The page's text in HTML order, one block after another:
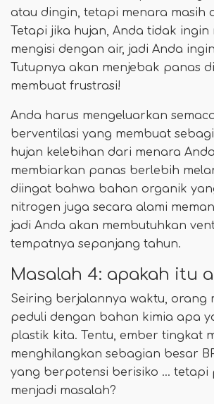
atau dingin, tetapi menara masih
Tetapi jika hujan, Anda tidak ingin
mengisi dengan air, jadi Anda
Tutupnya akan menjebak panas
membuat frustrasi!
Anda harus mengeluarkan
berventilasi yang membuat
hujan kelebihan dari menara
membiarkan panas berlebih
diingat bahwa bahan organik
nitrogen juga secara alami
jadi Anda akan membutuhkan
tempatnya sepanjang tahun.
Masalah 4: apakah itu
Seiring berjalannya waktu, orang
peduli dengan bahan kimia apa
plastik kita. Tentu, ember tingkat
menghilangkan sebagian besar
yang berpotensi berisiko ... tetapi
menjadi masalah?